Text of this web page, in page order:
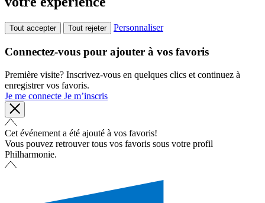
Tout accepter Tout rejeter Personnaliser
Connectez-vous pour ajouter à vos favoris
Première visite? Inscrivez-vous en quelques clics et continuez à
enregistrer vos favoris.
Je me connecte Je m’inscris
Cet événement a été ajouté à vos favoris!
Vous pouvez retrouver tous vos favoris sous votre profil
Philharmonie.